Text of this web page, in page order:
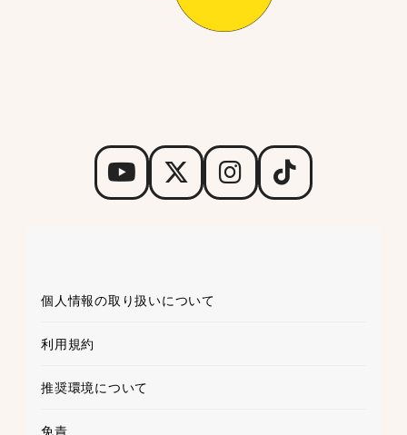
個人情報の取り扱いについて
利用規約
推奨環境について
免責